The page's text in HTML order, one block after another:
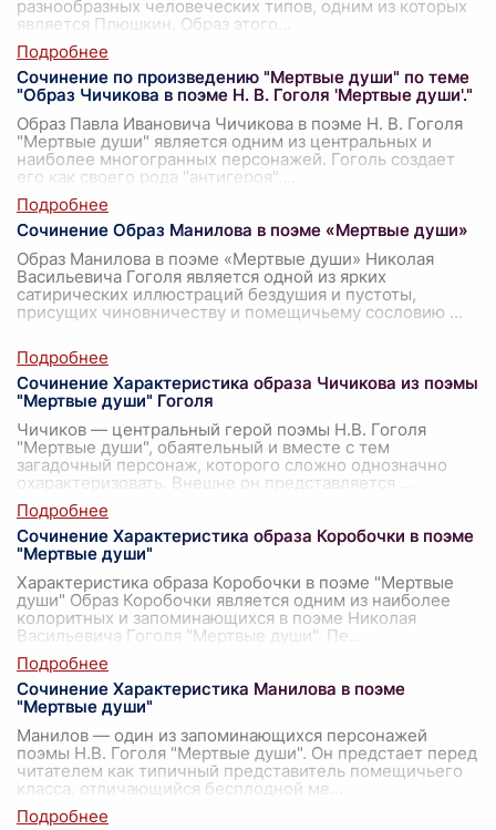
разнообразных человеческих типов, одним из которых
является Плюшкин. Образ этого
Сочинение по произведению "Мертвые души" по теме
"Образ Чичикова в поэме Н. В. Гоголя 'Мертвые души'."
Образ Павла Ивановича Чичикова в поэме Н. В. Гоголя
"Мертвые души" является одним из центральных и
наиболее многогранных персонажей. Гоголь создает
его как своего рода "антигероя",
Сочинение Образ Манилова в поэме «Мертвые души»
Образ Манилова в поэме «Мертвые души» Николая
Васильевича Гоголя является одной из ярких
сатирических иллюстраций бездушия и пустоты,
присущих чиновничеству и помещичьему сословию ...
Сочинение Характеристика образа Чичикова из поэмы
"Мертвые души" Гоголя
Чичиков — центральный герой поэмы Н.В. Гоголя
"Мертвые души", обаятельный и вместе с тем
загадочный персонаж, которого сложно однозначно
охарактеризовать. Внешне он представляется
Сочинение Характеристика образа Коробочки в поэме
"Мертвые души"
Характеристика образа Коробочки в поэме "Мертвые
души" Образ Коробочки является одним из наиболее
колоритных и запоминающихся в поэме Николая
Васильевича Гоголя "Мертвые души". Пе
Сочинение Характеристика Манилова в поэме
"Мертвые души"
Манилов — один из запоминающихся персонажей
поэмы Н.В. Гоголя "Мертвые души". Он предстает перед
читателем как типичный представитель помещичьего
класса, отличающийся бесплодной ме